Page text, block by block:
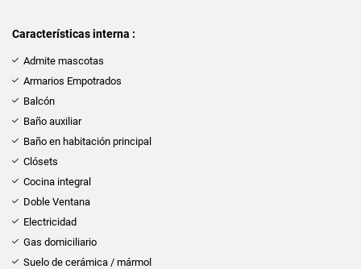
Características interna :
Admite mascotas
Armarios Empotrados
Balcón
Baño auxiliar
Baño en habitación principal
Clósets
Cocina integral
Doble Ventana
Electricidad
Gas domiciliario
Suelo de cerámica / mármol